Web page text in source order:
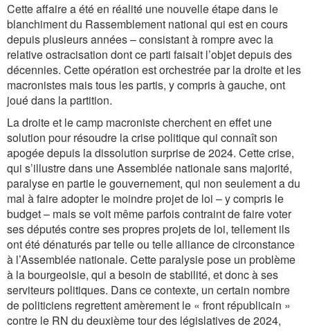
Cette affaire a été en réalité une nouvelle étape dans le
blanchiment du Rassemblement national qui est en cours
depuis plusieurs années – consistant à rompre avec la
relative ostracisation dont ce parti faisait l’objet depuis des
décennies. Cette opération est orchestrée par la droite et les
macronistes mais tous les partis, y compris à gauche, ont
joué dans la partition.
La droite et le camp macroniste cherchent en effet une
solution pour résoudre la crise politique qui connaît son
apogée depuis la dissolution surprise de 2024. Cette crise,
qui s’illustre dans une Assemblée nationale sans majorité,
paralyse en partie le gouvernement, qui non seulement a du
mal à faire adopter le moindre projet de loi – y compris le
budget – mais se voit même parfois contraint de faire voter
ses députés contre ses propres projets de loi, tellement ils
ont été dénaturés par telle ou telle alliance de circonstance
à l’Assemblée nationale. Cette paralysie pose un problème
à la bourgeoisie, qui a besoin de stabilité, et donc à ses
serviteurs politiques. Dans ce contexte, un certain nombre
de politiciens regrettent amèrement le « front républicain »
contre le RN du deuxième tour des législatives de 2024,